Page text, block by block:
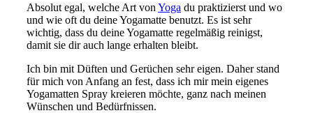
Absolut egal, welche Art von Yoga du praktizierst und wo
und wie oft du deine Yogamatte benutzt. Es ist sehr
wichtig, dass du deine Yogamatte regelmäßig reinigst,
damit sie dir auch lange erhalten bleibt.
Ich bin mit Düften und Gerüchen sehr eigen. Daher stand
für mich von Anfang an fest, dass ich mir mein eigenes
Yogamatten Spray kreieren möchte, ganz nach meinen
Wünschen und Bedürfnissen.